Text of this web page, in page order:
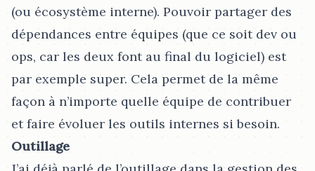
(ou écosystème interne). Pouvoir partager des
dépendances entre équipes (que ce soit dev ou
ops, car les deux font au final du logiciel) est
par exemple super. Cela permet de la même
façon à n’importe quelle équipe de contribuer
et faire évoluer les outils internes si besoin.
Outillage